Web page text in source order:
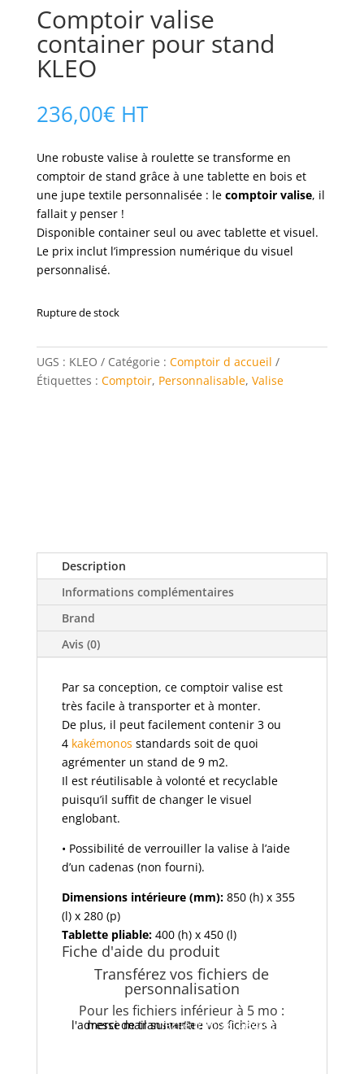
Comptoir valise
container pour stand
KLEO
236,00€ HT
Une robuste valise à roulette se transforme en
comptoir de stand grâce à une tablette en bois et
une jupe textile personnalisée : le comptoir valise, il
fallait y penser !
Disponible container seul ou avec tablette et visuel.
Le prix inclut l’impression numérique du visuel
personnalisé.
Rupture de stock
UGS : KLEO Catégorie : Comptoir d accueil
Étiquettes : Comptoir, Personnalisable, Valise
Description
Informations complémentaires
Brand
Avis (0)
Par sa conception, ce comptoir valise est
très facile à transporter et à monter.
De plus, il peut facilement contenir 3 ou
4 kakémonos standards soit de quoi
agrémenter un stand de 9 m2.
Il est réutilisable à volonté et recyclable
puisqu’il suffit de changer le visuel
englobant.
• Possibilité de verrouiller la valise à l’aide
d’un cadenas (non fourni).
Dimensions intérieure (mm): 850 (h) x 355
(l) x 280 (p)
Tablette pliable:400 (h) x 450 (l)
Fiche d'aide du produit
Transférez vos fichiers de
personnalisation
Pour les fichiers inférieur à 5 mo :
merci de transmettre vos fichiers à l'adresse mail suivante :
infos@exposez-facile.fr